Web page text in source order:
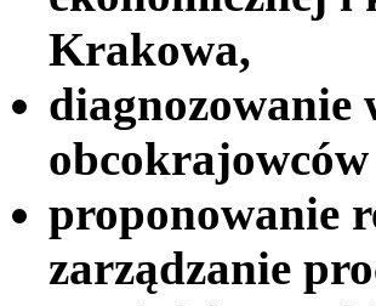
Krakowa,
diagnozowanie
obcokrajowców
proponowanie
zarządzanie